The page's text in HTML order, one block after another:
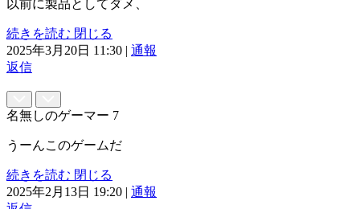
以前に製品としてダメ、
続きを読む 閉じる
2025年3月20日 11:30 | 通報
返信
名無しのゲーマー 7
うーんこのゲームだ
続きを読む 閉じる
2025年2月13日 19:20 | 通報